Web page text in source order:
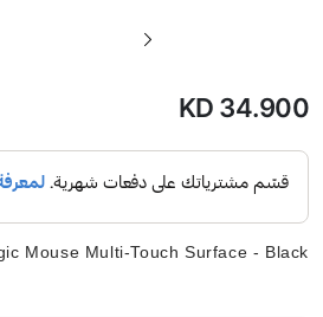
معرض
KD 34.900
Mouse Multi-Touch Surface - Black